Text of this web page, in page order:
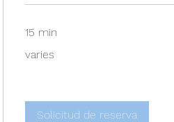
15 min
varies
Solicitud de reserva